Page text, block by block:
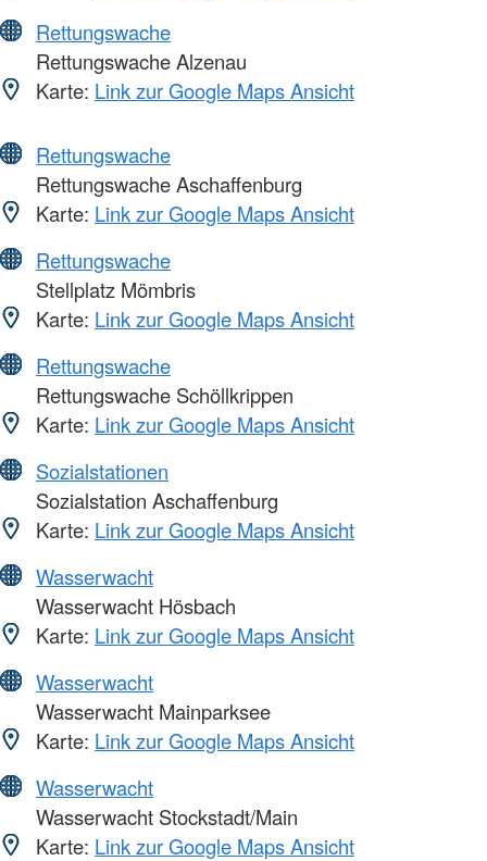
Rettungswache
Rettungswache Alzenau
Karte: Link zur Google Maps Ansicht
Rettungswache
Rettungswache Aschaffenburg
Karte: Link zur Google Maps Ansicht
Rettungswache
Stellplatz Mömbris
Karte: Link zur Google Maps Ansicht
Rettungswache
Rettungswache Schöllkrippen
Karte: Link zur Google Maps Ansicht
Sozialstationen
Sozialstation Aschaffenburg
Karte: Link zur Google Maps Ansicht
Wasserwacht
Wasserwacht Hösbach
Karte: Link zur Google Maps Ansicht
Wasserwacht
Wasserwacht Mainparksee
Karte: Link zur Google Maps Ansicht
Wasserwacht
Wasserwacht Stockstadt/Main
Karte: Link zur Google Maps Ansicht